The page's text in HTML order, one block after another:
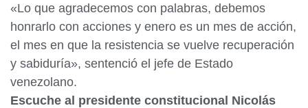
«Lo que agradecemos con palabras, debemos
honrarlo con acciones y enero es un mes de acción,
el mes en que la resistencia se vuelve recuperación
y sabiduría», sentenció el jefe de Estado
venezolano.
Escuche al presidente constitucional Nicolás